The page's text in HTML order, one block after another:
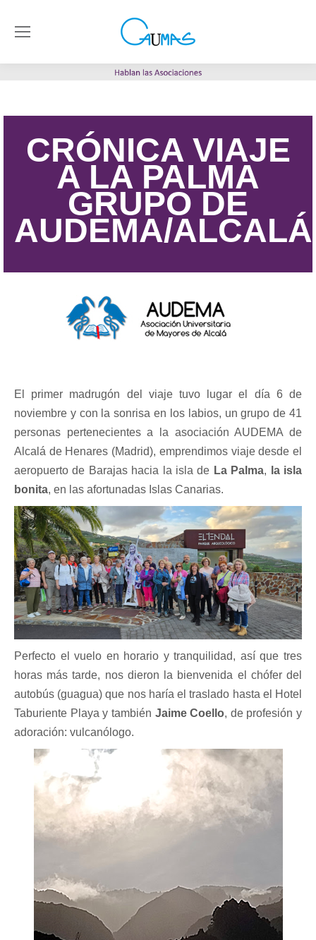
CRÓNICA VIAJE
A LA PALMA
GRUPO DE
AUDEMA/ALCALÁ
El primer madrugón del viaje tuvo lugar el día 6 de
noviembre y con la sonrisa en los labios, un grupo de 41
personas pertenecientes a la asociación AUDEMA de
Alcalá de Henares (Madrid), emprendimos viaje desde el
aeropuerto de Barajas hacia la isla de La Palma,
la isla
bonita, en las afortunadas Islas Canarias.
Perfecto el vuelo en horario y tranquilidad, así que tres
horas más tarde, nos dieron la bienvenida el chófer del
autobús (guagua) que nos haría el traslado hasta el Hotel
Taburiente Playa y también Jaime Coello, de profesión y
adoración: vulcanólogo.